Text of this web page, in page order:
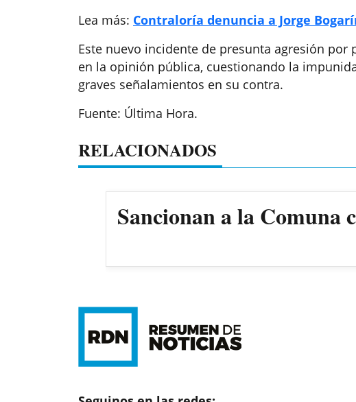
Lea más: Contraloría denuncia a Jorge
Este nuevo incidente de presunta agresión
en la opinión pública, cuestionando la
graves señalamientos en su contra.
Fuente: Última Hora.
RELACIONADOS
Sancionan a la